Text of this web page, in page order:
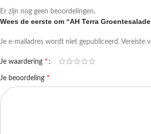
Er zijn nog geen beoordelingen.
Wees de eerste om “AH Terra
Je e-mailadres wordt niet gepubliceerd. Vereiste
Je waardering *
Je beoordeling *